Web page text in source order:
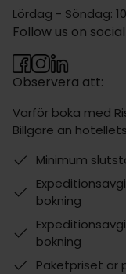
Lördag - Söndag:
Observera att:
Varför boka med
Billgare än
Minimum
bokning
bokning
Paketpriset är
Follow us on